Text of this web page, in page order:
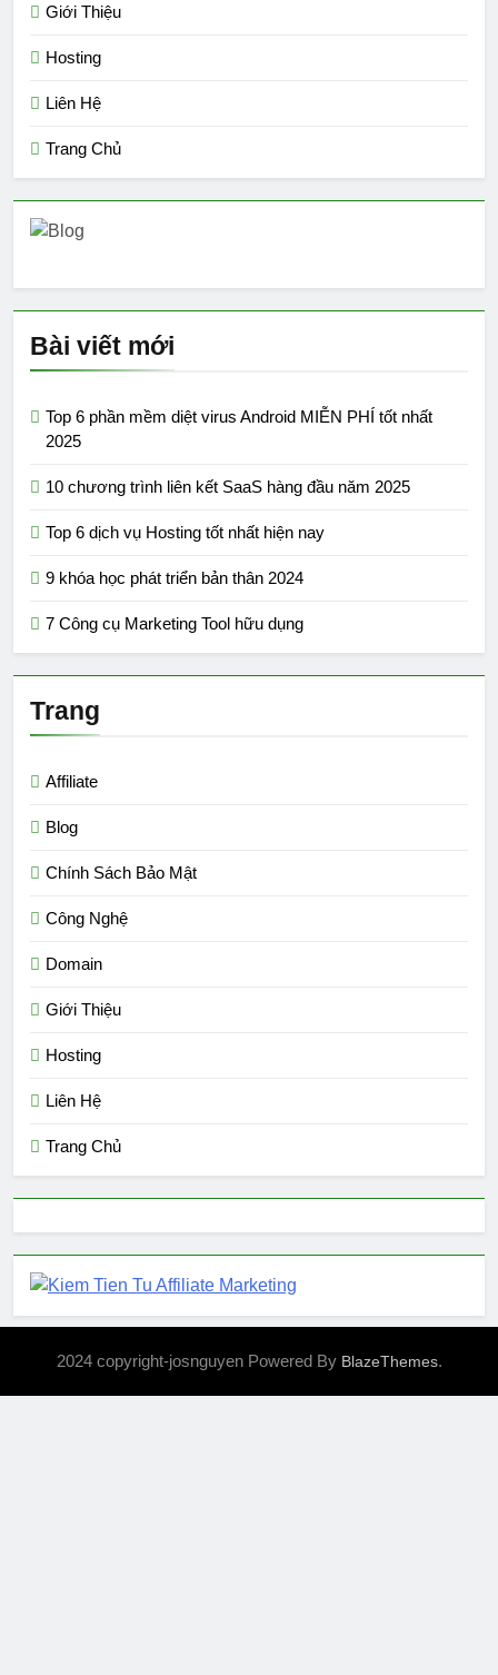
Giới Thiệu
Hosting
Liên Hệ
Trang Chủ
Bài viết mới
Top 6 phần mềm diệt virus Android MIỄN PHÍ tốt nhất
2025
10 chương trình liên kết SaaS hàng đầu năm 2025
Top 6 dịch vụ Hosting tốt nhất hiện nay
9 khóa học phát triển bản thân 2024
7 Công cụ Marketing Tool hữu dụng
Trang
Affiliate
Blog
Chính Sách Bảo Mật
Công Nghệ
Domain
Giới Thiệu
Hosting
Liên Hệ
Trang Chủ
2024 copyright-josnguyen Powered By BlazeThemes.